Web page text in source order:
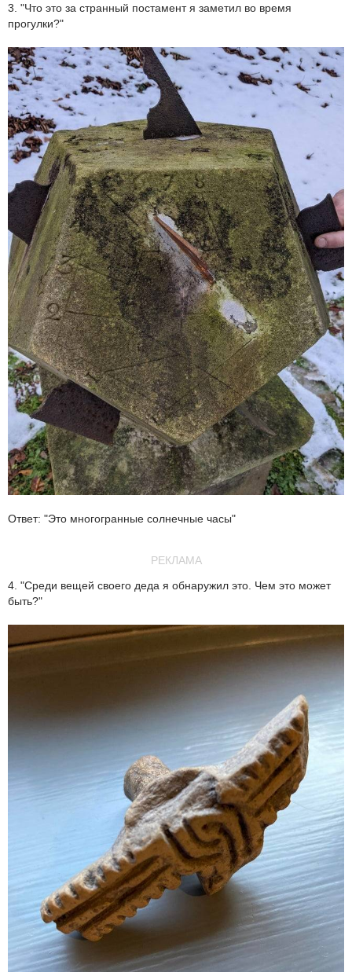
3. "Что это за странный постамент я заметил во время
прогулки?"
Ответ: "Это многогранные солнечные часы"
РЕКЛАМА
4. "Среди вещей своего деда я обнаружил это. Чем это может
быть?"